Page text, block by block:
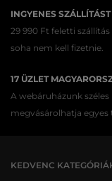
INGYENES
29 990 Ft feletti
soha nem kell fizetnie.
17 ÜZLET
A webáruházunk
megvásárolhatja
KEDVENC